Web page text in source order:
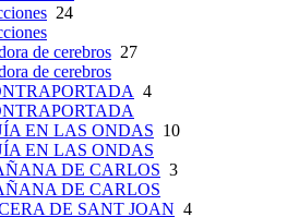
24
de cerebros 27
de cerebros
4
EN LAS ONDAS 10
EN LAS ONDAS
DE CARLOS 3
DE CARLOS
DE SANT JOAN 4